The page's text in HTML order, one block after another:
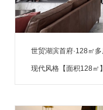
现代风格【面积128㎡】